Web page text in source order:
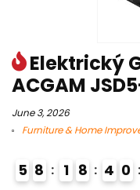
Elektrický
ACGAM
June 3, 2026
Furniture & Home
5 8 1 8 4 0